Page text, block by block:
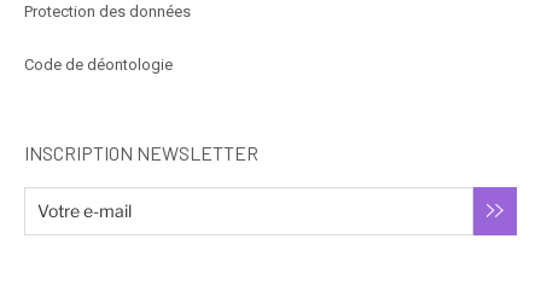
Protection des données
Code de déontologie
INSCRIPTION NEWSLETTER